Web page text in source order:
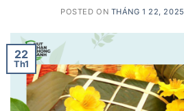
POSTED ON THÁNG 1 22, 2025
22
Th1